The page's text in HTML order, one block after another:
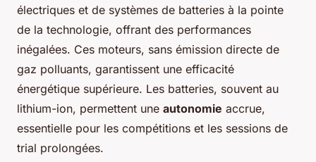
électriques et de systèmes de batteries à la pointe
de la technologie, offrant des performances
inégalées. Ces moteurs, sans émission directe de
gaz polluants, garantissent une efficacité
énergétique supérieure. Les batteries, souvent au
lithium-ion, permettent une autonomie accrue,
essentielle pour les compétitions et les sessions de
trial prolongées.